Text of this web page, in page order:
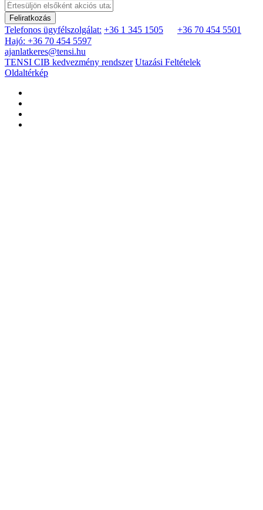
Feliratkozás
Telefonos ügyfélszolgálat: +36 1 345 1505
+36 70 454 5501
Hajó: +36 70 454 5597
ajanlatkeres@tensi.hu
TENSI CIB kedvezmény rendszer Utazási Feltételek
Oldaltérkép